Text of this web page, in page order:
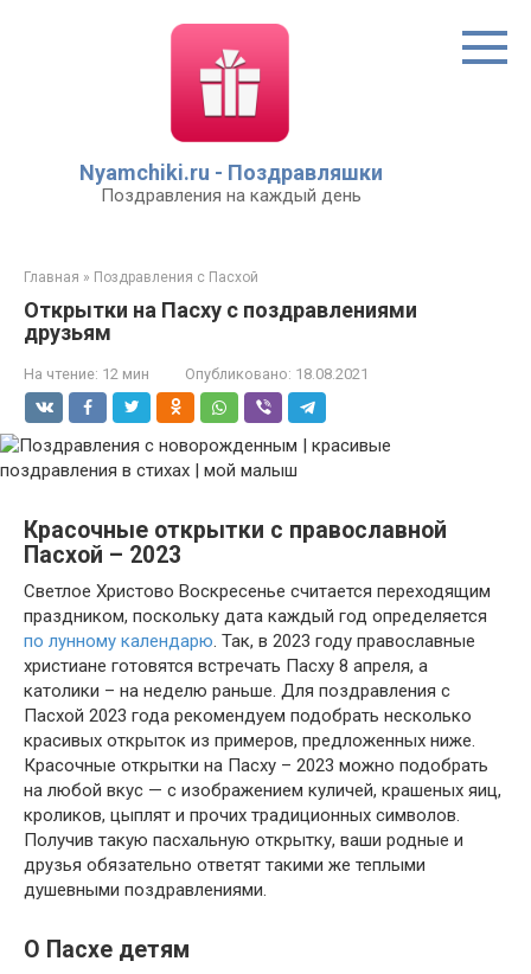
Nyamchiki.ru - Поздравляшки
Поздравления на каждый день
Главная » Поздравления с Пасхой
Открытки на Пасху с поздравлениями
друзьям
На чтение: 12 мин Опубликовано: 18.08.2021
Красочные открытки с православной
Пасхой – 2023
Светлое Христово Воскресенье считается переходящим
праздником, поскольку дата каждый год определяется
по лунному календарю. Так, в 2023 году православные
христиане готовятся встречать Пасху 8 апреля, а
католики – на неделю раньше. Для поздравления с
Пасхой 2023 года рекомендуем подобрать несколько
красивых открыток из примеров, предложенных ниже.
Красочные открытки на Пасху – 2023 можно подобрать
на любой вкус — с изображением куличей, крашеных яиц,
кроликов, цыплят и прочих традиционных символов.
Получив такую пасхальную открытку, ваши родные и
друзья обязательно ответят такими же теплыми
душевными поздравлениями.
О Пасхе детям